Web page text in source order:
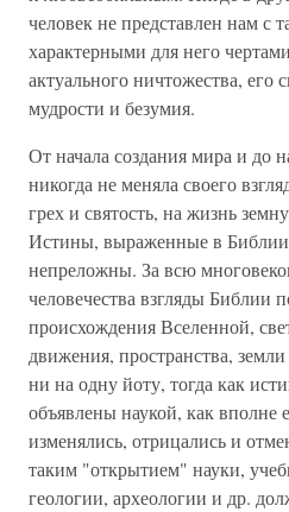
человек не представлен нам с
характерными для него
актуального ничтожества, его
мудрости и безумия.
От начала создания мира и до
никогда не меняла своего
грех и святость, на жизнь
Истины, выраженные в
непреложны. За всю
человечества взгляды Библии
происхождения Вселенной,
движения, пространства,
ни на одну йоту, тогда как
объявлены наукой, как вполне
изменялись, отрицались и
таким "открытием" науки,
геологии, археологии и др.